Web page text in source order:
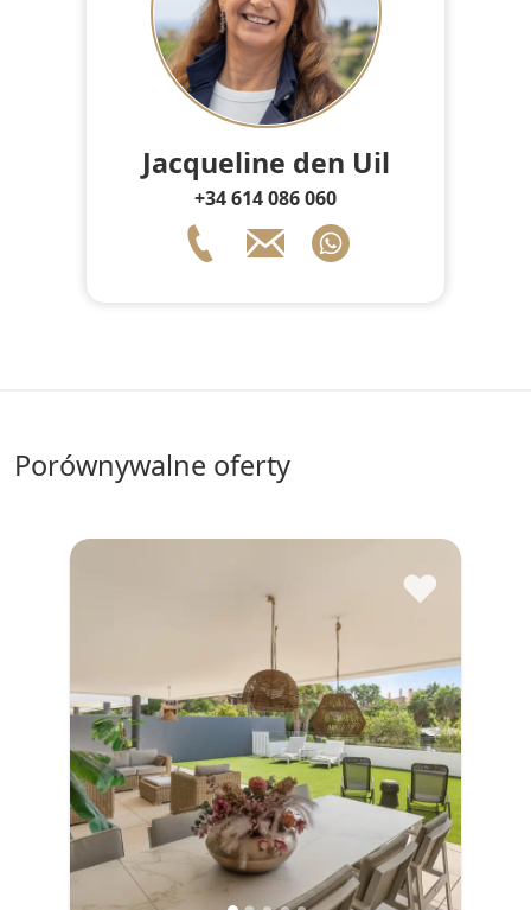
Jacqueline den Uil
+34 614 086 060
porównywalne oferty
♥